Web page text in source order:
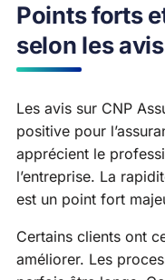
Points forts
selon les
Les avis sur CNP
positive pour
apprécient le
l’entreprise. La
est un point fort
Certains clients ont
améliorer. Les